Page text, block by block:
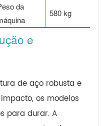
da
580 kg
e
de aço robusta e
os modelos
para durar. A